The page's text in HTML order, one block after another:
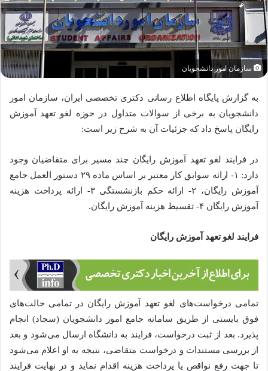
سازمان امور دانشجویان
به گزارش پایگاه اطلاع رسانی دکتری تخصصی ایران، سازمان امور
دانشجویان به برخی از سوالات متداول در حوزه لغو تعهد آموزش
رایگان پاسخ داد که جزئیات آن به شرح زیر است:
در فرایند لغو تعهد آموزش رایگان چند مسیر برای متقاضیان وجود
دارد: ۱- ارائه سوابق کار معتبر بر اساس ماده ۲۹ دستور العمل جامع
آموزش رایگان، ۲- ارائه حکم بازنشستگی ۳- ارائه پرداخت هزینه
آموزش رایگان ۴- تقسیط هزینه آموزش رایگان.
فرایند لغو تعهد آموزش رایگان
تمامی درخواست‌های لغو تعهد آموزش رایگان در تمامی حالت‌های
فوق بایستی از طریق سامانه جامع امور دانشجویان (سجاد) انجام
پذیرد. بعد از ثبت درخواست، فرایند به دانشگاه ارسال می‌شود و بعد
از بررسی مستندات و درخواست متقاضی، نتیجه به او اعلام می‌شود
تا جهت رفع نواقص یا پرداخت هزینه اقدام نماید و در نهایت فرایند